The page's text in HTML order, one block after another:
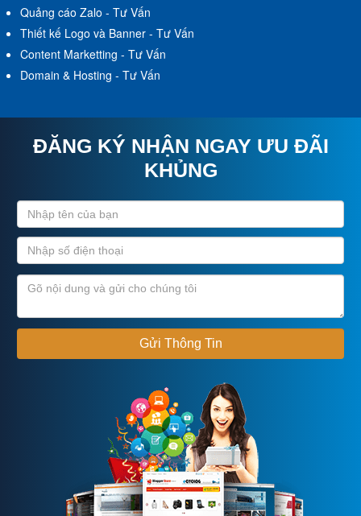
Quảng cáo Zalo - Tư Vấn
Thiết kế Logo và Banner - Tư Vấn
Content Marketting - Tư Vấn
Domain & Hosting - Tư Vấn
ĐĂNG KÝ NHẬN NGAY ƯU ĐÃI
KHỦNG